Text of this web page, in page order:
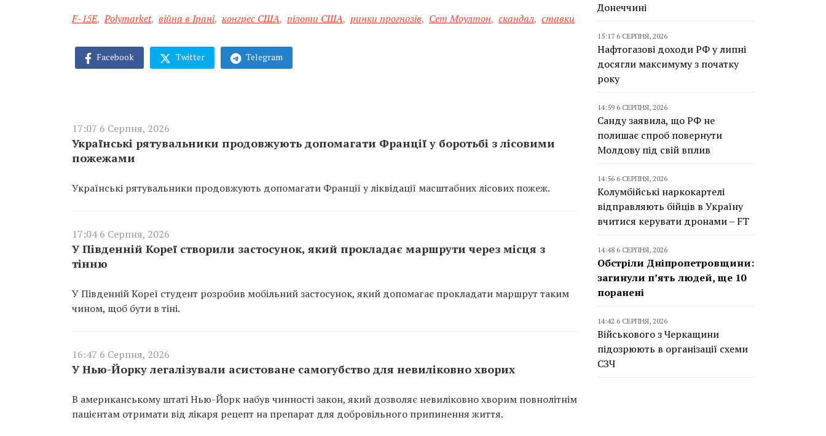
F-15E, Polymarket, війна в Ірані, конгрес США, пілоти США, ринки прогнозів, Сет Моултон, скандал, ставки
Facebook Twitter Telegram
17:07 6 Серпня, 2026
Українські рятувальники продовжують допомагати Франції у боротьбі з лісовими
пожежами
Українські рятувальники продовжують допомагати Франції у ліквідації масштабних лісових пожеж.
17:04 6 Серпня, 2026
У Південній Кореї створили застосунок, який прокладає маршрути через місця з
тінню
У Південній Кореї студент розробив мобільний застосунок, який допомагає прокладати маршрут таким
чином, щоб бути в тіні.
16:47 6 Серпня, 2026
У Нью-Йорку легалізували асистоване самогубство для невиліковно хворих
В американському штаті Нью-Йорк набув чинності закон, який дозволяє невиліковно хворим повнолітнім
пацієнтам отримати від лікаря рецепт на препарат для добровільного припинення життя.
Донеччині
15:17 6 СЕРПНЯ, 2026
Нафтогазові доходи РФ у липні
досягли максимуму з початку
року
14:59 6 СЕРПНЯ, 2026
Санду заявила, що РФ не
полишає спроб повернути
Молдову під свій вплив
14:56 6 СЕРПНЯ, 2026
Колумбійські наркокартелі
відправляють бійців в Україну
вчитися керувати дронами – FT
14:48 6 СЕРПНЯ, 2026
Обстріли Дніпропетровщини:
загинули п’ять людей, ще 10
поранені
14:42 6 СЕРПНЯ, 2026
Військового з Черкащини
підозрюють в організації схеми
СЗЧ